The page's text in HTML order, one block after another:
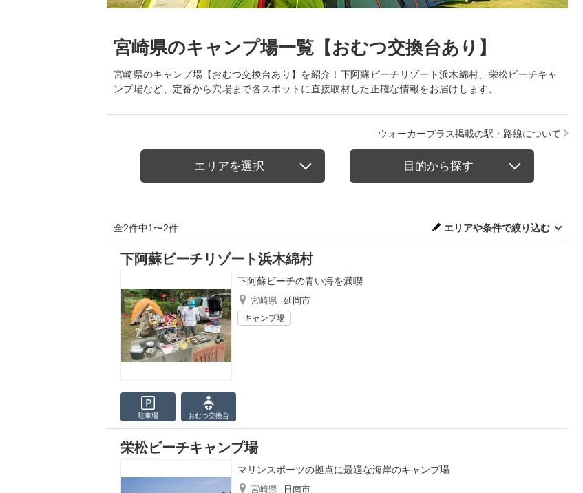
宮崎県のキャンプ場一覧【おむつ交換台あり】
宮崎県のキャンプ場【おむつ交換台あり】を紹介！下阿蘇ビーチリゾート浜木綿村、栄松ビーチキャ
ンプ場など、定番から穴場まで各スポットに直接取材した正確な情報をお届けします。
ウォーカープラス掲載の駅・路線について
エリアを選択 目的から探す
全2件中1〜2件 エリアや条件で絞り込む
下阿蘇ビーチリゾート浜木綿村
下阿蘇ビーチの青い海を満喫
宮崎県 延岡市
キャンプ場
駐車場 おむつ交換台
栄松ビーチキャンプ場
マリンスポーツの拠点に最適な海岸のキャンプ場
宮崎県 日南市